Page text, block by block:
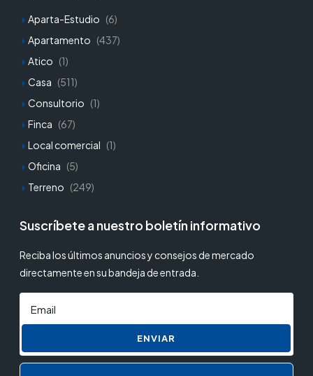
Aparta-Estudio (6)
Apartamento (437)
Atico (1)
Casa (511)
Consultorio (1)
Finca (67)
Local comercial (1)
Oficina (5)
Terreno (249)
Suscríbete a nuestro boletín informativo
Reciba los últimos anuncios y consejos de mercado
directamente en su bandeja de entrada.
ENVIAR